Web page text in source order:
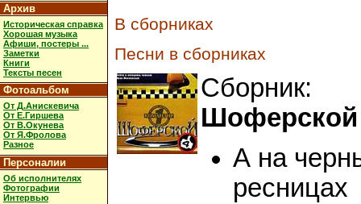
Архив
Историческая справка
Хорошая музыка
Афиши, постеры ...
Заметки
Книги
Тексты песен
Фотоальбом
От Д.Анискевича
От Е.Гиршева
От В.Окунева
От Я.Фролова
Разное
Персоналии
Об исполнителях
Фотографии
Интервью
В сборниках
Песни в сборниках
Сборник:
Шоферской
А на
ресницах